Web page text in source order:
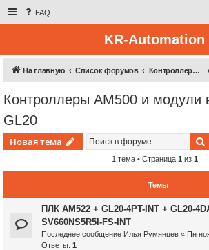
FAQ
KR-Automation
На главную Список форумов Контроллерная техника
Контроллеры AM500 и модули
GL20
Новая тема
1 тема • Страница 1 из 1
Темы
ПЛК AM522 + GL20-4PT-INT + GL20-
SV660NS5R5I-FS-INT
Последнее сообщение Илья Румянцев « Пн
Ответы: 1